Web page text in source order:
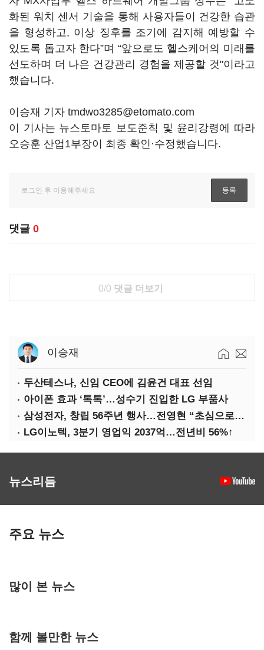
화된 워치 센서 기술을 통해 사용자들이 건강한 습관
을 형성하고, 이상 징후를 조기에 감지해 예방할 수
있도록 돕고자 한다”며 “앞으로도 헬스케어의 미래를
선도하며 더 나은 건강관리 경험을 제공할 것"이라고
했습니다.
이승재 기자 tmdwo3285@etomato.com
이 기사는 뉴스토마토 보도준칙 및 윤리강령에 따라
오승훈 산업1부장이 최종 확인·수정했습니다.
댓글 0
0/0 댓글 더보기
이승재
두산테스나, 신임 CEO에 김윤건 대표 선임
아이폰 효과 ‘톡톡’…성수기 진입한 LG 부품사
삼성전자, 창립 56주년 행사…전영현 “초심으로 경쟁력 회복해야”
LG이노텍, 3분기 영업익 2037억…전년비 56%↑
뉴스리듬
주요 뉴스
많이 본 뉴스
함께 볼만한 뉴스